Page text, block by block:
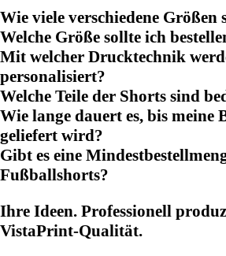
Wie viele verschiedene
Welche Größe sollte ich
Mit welcher Drucktechnik
personalisiert?
Welche Teile der Shorts sind
Wie lange dauert es, bis meine
geliefert wird?
Gibt es eine
Fußballshorts?
Ihre Ideen. Professionell
VistaPrint-Qualität.